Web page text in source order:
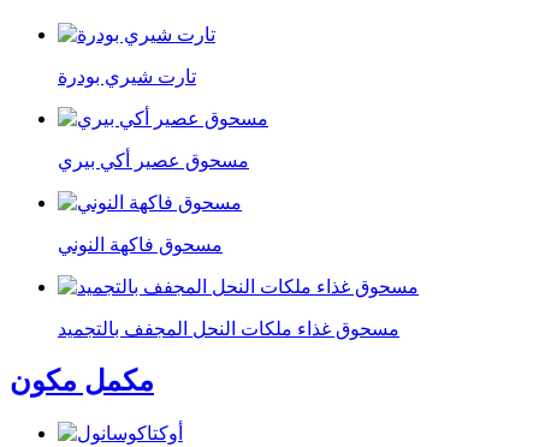
تارت شيري بودرة
مسحوق عصير أكي بيري
مسحوق فاكهة النوني
مسحوق غذاء ملكات النحل المجفف بالتجميد
مكمل مكون